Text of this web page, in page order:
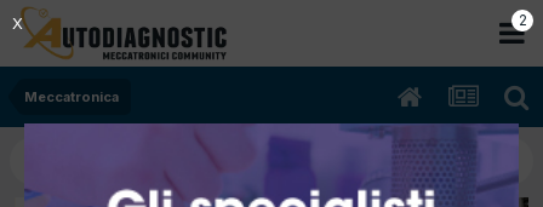
Meccatronica
2
X